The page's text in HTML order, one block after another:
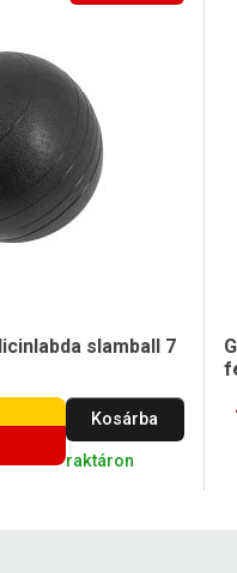
slamball 7
Kosárba
raktáron